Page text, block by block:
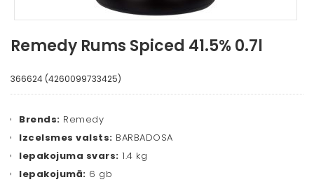
Remedy Rums Spiced 41.5% 0.7l
366624 (4260099733425)
Brends: Remedy
Izcelsmes valsts: BARBADOSA
Iepakojuma svars: 1.4 kg
Iepakojumā: 6 gb